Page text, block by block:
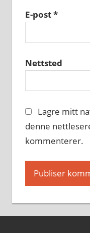
E-post*
Nettsted
Lagre mitt
denne
kommenterer.